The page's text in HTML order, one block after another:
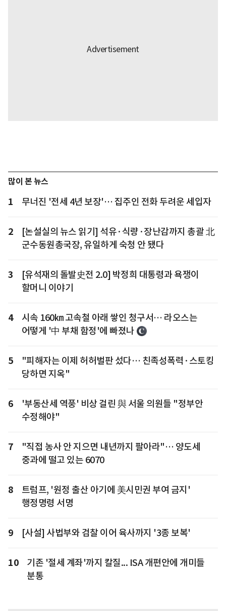
많이 본 뉴스
1 무너진 '전세 4년 보장'… 집주인 전화 두려운 세입자
2
[논설실의 뉴스 읽기] 석유·식량·장난감까지 총괄 北
군수동원총국장, 유일하게 숙청 안 됐다
3
[유석재의 돌발史전 2.0] 박정희 대통령과 욕쟁이
할머니 이야기
4
시속 160㎞ 고속철 아래 쌓인 청구서… 라오스는
어떻게 '中 부채 함정'에 빠졌나
5
"피해자는 이제 허허벌판 섰다… 친족성폭력·스토킹
당하면 지옥"
6
'부동산세 역풍' 비상 걸린 與 서울 의원들 "정부안
수정해야"
7
"직접 농사 안 지으면 내년까지 팔아라"… 양도세
중과에 떨고 있는 6070
8
트럼프, '원정 출산 아기에 美시민권 부여 금지'
행정명령 서명
9 [사설] 사법부와 검찰 이어 육사까지 '3종 보복'
10
기존 '절세 계좌'까지 칼질... ISA 개편안에 개미들
분통